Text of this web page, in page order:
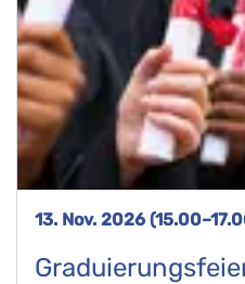
13. Nov. 2026